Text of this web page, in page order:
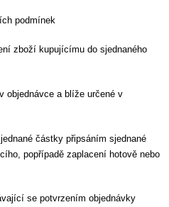
podmínek
zboží kupujícímu do sjednaného
objednávce a blíže určené v
částky připsáním sjednané
popřípadě zaplacení hotově nebo
se potvrzením objednávky